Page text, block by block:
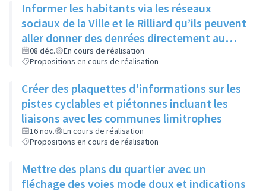
Informer les habitants via les réseaux
sociaux de la Ville et le Rilliard qu’ils peuvent
aller donner des denrées directement au
local des restos du cœur (au 1- 3 rue Jacques
Prévert), les lundis, mardis et mercredis
08 déc.
En cours de réalisation
Propositions en cours de réalisation
Créer des plaquettes d'informations sur les
pistes cyclables et piétonnes incluant les
liaisons avec les communes limitrophes
16 nov.
En cours de réalisation
Propositions en cours de réalisation
Mettre des plans du quartier avec un
fléchage des voies mode doux et indications